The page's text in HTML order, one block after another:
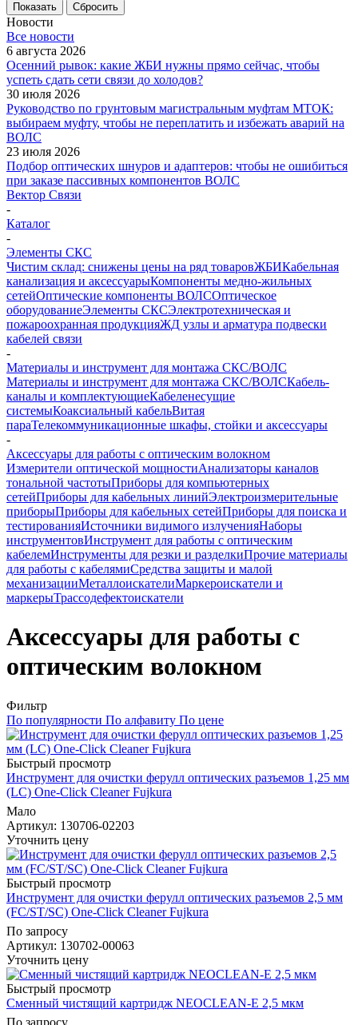
Показать Сбросить
Новости
Все новости
6 августа 2026
Осенний рывок: какие ЖБИ нужны прямо сейчас, чтобы
успеть сдать сети связи до холодов?
30 июля 2026
Руководство по грунтовым магистральным муфтам МТОК:
выбираем муфту, чтобы не переплатить и избежать аварий на
ВОЛС
23 июля 2026
Подбор оптических шнуров и адаптеров: чтобы не ошибиться
при заказе пассивных компонентов ВОЛС
Вектор Связи
-
Каталог
-
Элементы СКС
Чистим склад: снижены цены на ряд товаровЖБИКабельная
канализация и аксессуарыКомпоненты медно-жильных
сетейОптические компоненты ВОЛСОптическое
оборудованиеЭлементы СКСЭлектротехническая и
пожароохранная продукцияЖД узлы и арматура подвески
кабелей связи
-
Материалы и инструмент для монтажа СКС/ВОЛС
Материалы и инструмент для монтажа СКС/ВОЛСКабель-
каналы и комплектующиеКабеленесущие
системыКоаксиальный кабельВитая
параТелекоммуникационные шкафы, стойки и аксессуары
-
Аксессуары для работы с оптическим волокном
Измерители оптической мощностиАнализаторы каналов
тональной частотыПриборы для компьютерных
сетейПриборы для кабельных линийЭлектроизмерительные
приборыПриборы для кабельных сетейПриборы для поиска и
тестированияИсточники видимого излученияНаборы
инструментовИнструмент для работы с оптическим
кабелемИнструменты для резки и разделкиПрочие материалы
для работы с кабелямиСредства защиты и малой
механизацииМеталлоискателиМаркероискатели и
маркерыТрассодефектоискатели
Аксессуары для работы с
оптическим волокном
Фильтр
По популярности По алфавиту По цене
Быстрый просмотр
Инструмент для очистки ферулл оптических разъемов 1,25 мм
(LC) One-Click Cleaner Fujkura
Мало
Артикул: 130706-02203
Уточнить цену
Быстрый просмотр
Инструмент для очистки ферулл оптических разъемов 2,5 мм
(FC/ST/SC) One-Click Cleaner Fujkura
По запросу
Артикул: 130702-00063
Уточнить цену
Быстрый просмотр
Сменный чистящий картридж NEOCLEAN-E 2,5 мкм
По запросу